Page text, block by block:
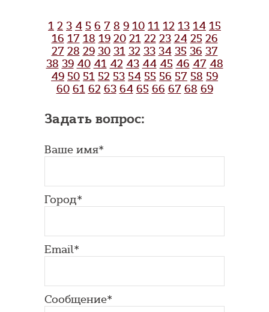
1 2 3 4 5 6 7 8 9 10 11 12 13 14 15
16 17 18 19 20 21 22 23 24 25 26
27 28 29 30 31 32 33 34 35 36 37
38 39 40 41 42 43 44 45 46 47 48
49 50 51 52 53 54 55 56 57 58 59
60 61 62 63 64 65 66 67 68 69
Задать вопрос:
Ваше имя*
Город*
Email*
Сообщение*